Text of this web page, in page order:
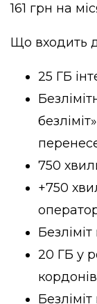
161 грн на
Що входить
25 ГБ
750
+750
20 ГБ у